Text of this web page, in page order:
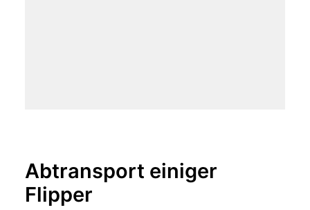
Abtransport einiger
Flipper